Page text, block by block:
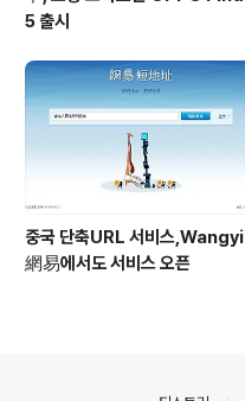
5 출시
중국 단축URL 서비스,Wangyi
網易에서도 서비스 오픈